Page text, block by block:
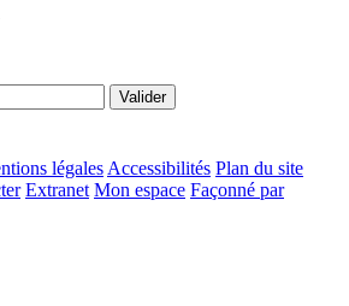
Valider
légales Accessibilités Plan du site
Extranet Mon espace Façonné par